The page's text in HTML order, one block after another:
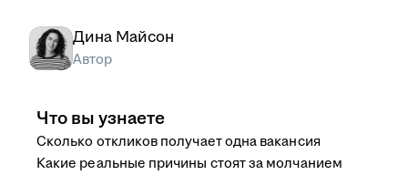
Дина Майсон
Автор
Что вы узнаете
Сколько откликов получает одна вакансия
Какие реальные причины стоят за молчанием